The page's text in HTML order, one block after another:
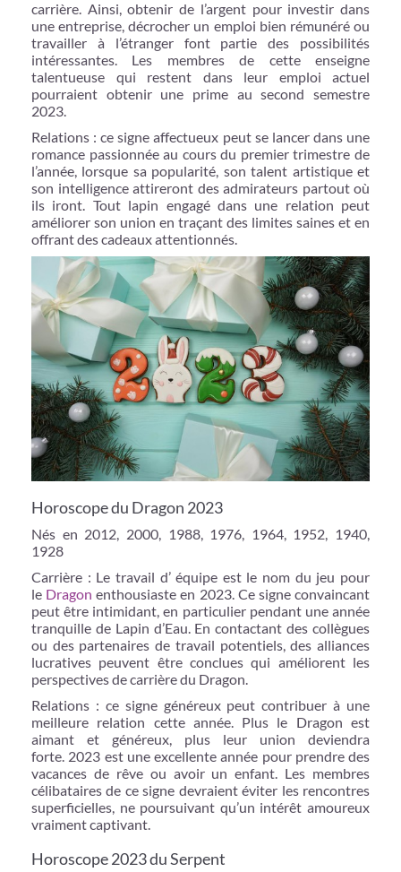
carrière. Ainsi, obtenir de l’argent pour investir dans
une entreprise, décrocher un emploi bien rémunéré ou
travailler à l’étranger font partie des possibilités
intéressantes. Les membres de cette enseigne
talentueuse qui restent dans leur emploi actuel
pourraient obtenir une prime au second semestre
2023.
Relations : ce signe affectueux peut se lancer dans une
romance passionnée au cours du premier trimestre de
l’année, lorsque sa popularité, son talent artistique et
son intelligence attireront des admirateurs partout où
ils iront. Tout lapin engagé dans une relation peut
améliorer son union en traçant des limites saines et en
offrant des cadeaux attentionnés.
Horoscope du Dragon 2023
Nés en 2012, 2000, 1988, 1976, 1964, 1952, 1940,
1928
Carrière : Le travail d’ équipe est le nom du jeu pour
le Dragon enthousiaste en 2023. Ce signe convaincant
peut être intimidant, en particulier pendant une année
tranquille de Lapin d’Eau. En contactant des collègues
ou des partenaires de travail potentiels, des alliances
lucratives peuvent être conclues qui améliorent les
perspectives de carrière du Dragon.
Relations : ce signe généreux peut contribuer à une
meilleure relation cette année. Plus le Dragon est
aimant et généreux, plus leur union deviendra
forte. 2023 est une excellente année pour prendre des
vacances de rêve ou avoir un enfant. Les membres
célibataires de ce signe devraient éviter les rencontres
superficielles, ne poursuivant qu’un intérêt amoureux
vraiment captivant.
Horoscope 2023 du Serpent